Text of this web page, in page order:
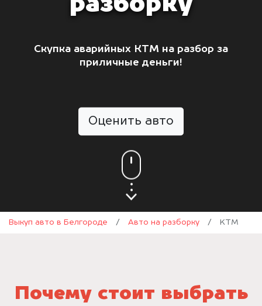
Скупка аварийных КТМ на разбор за
приличные деньги!
Оценить авто
Выкуп авто в Белгороде / Авто на разборку / KTM
Почему стоит выбрать